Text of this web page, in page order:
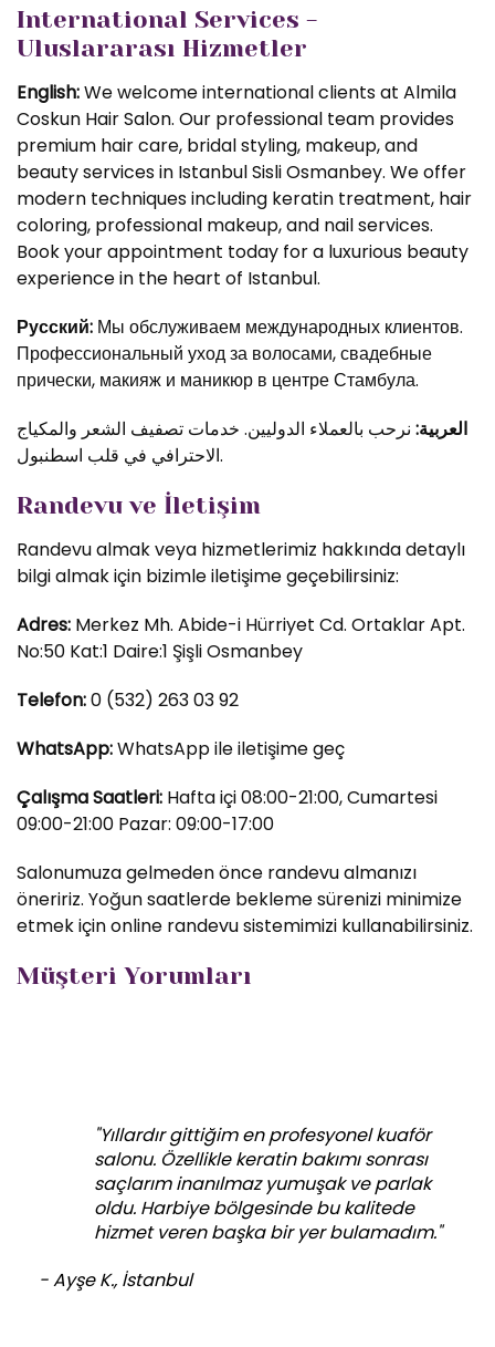
International Services -
Uluslararası Hizmetler
English:We welcome international clients at Almila
Coskun Hair Salon. Our professional team provides
premium hair care, bridal styling, makeup, and
beauty services in Istanbul Sisli Osmanbey. We offer
modern techniques including keratin treatment, hair
coloring, professional makeup, and nail services.
Book your appointment today for a luxurious beauty
experience in the heart of Istanbul.
Русский: Мы обслуживаем международных клиентов.
Профессиональный уход за волосами, свадебные
прически, макияж и маникюр в центре Стамбула.
العربية: نرحب بالعملاء الدوليين. خدمات تصفيف الشعر والمكياج
الاحترافي في قلب اسطنبول.
Randevu ve İletişim
Randevu almak veya hizmetlerimiz hakkında detaylı
bilgi almak için bizimle iletişime geçebilirsiniz:
Adres: Merkez Mh. Abide-i Hürriyet Cd. Ortaklar Apt.
No:50 Kat:1 Daire:1 Şişli Osmanbey
Telefon:0 (532) 263 03 92
WhatsApp:WhatsApp ile iletişime geç
Çalışma Saatleri: Hafta içi 08:00-21:00, Cumartesi
09:00-21:00 Pazar: 09:00-17:00
Salonumuza gelmeden önce randevu almanızı
öneririz. Yoğun saatlerde bekleme sürenizi minimize
etmek için online randevu sistemimizi kullanabilirsiniz.
Müşteri Yorumları
"Yıllardır gittiğim en profesyonel kuaför
salonu. Özellikle keratin bakımı sonrası
saçlarım inanılmaz yumuşak ve parlak
oldu. Harbiye bölgesinde bu kalitede
hizmet veren başka bir yer bulamadım."
- Ayşe K., İstanbul